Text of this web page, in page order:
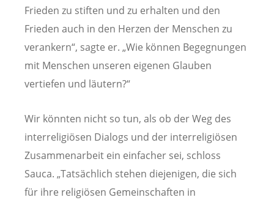
Frieden zu stiften und zu erhalten und den
Frieden auch in den Herzen der Menschen zu
verankern“, sagte er. „Wie können Begegnungen
mit Menschen unseren eigenen Glauben
vertiefen und läutern?“
Wir könnten nicht so tun, als ob der Weg des
interreligiösen Dialogs und der interreligiösen
Zusammenarbeit ein einfacher sei, schloss
Sauca. „Tatsächlich stehen diejenigen, die sich
für ihre religiösen Gemeinschaften in